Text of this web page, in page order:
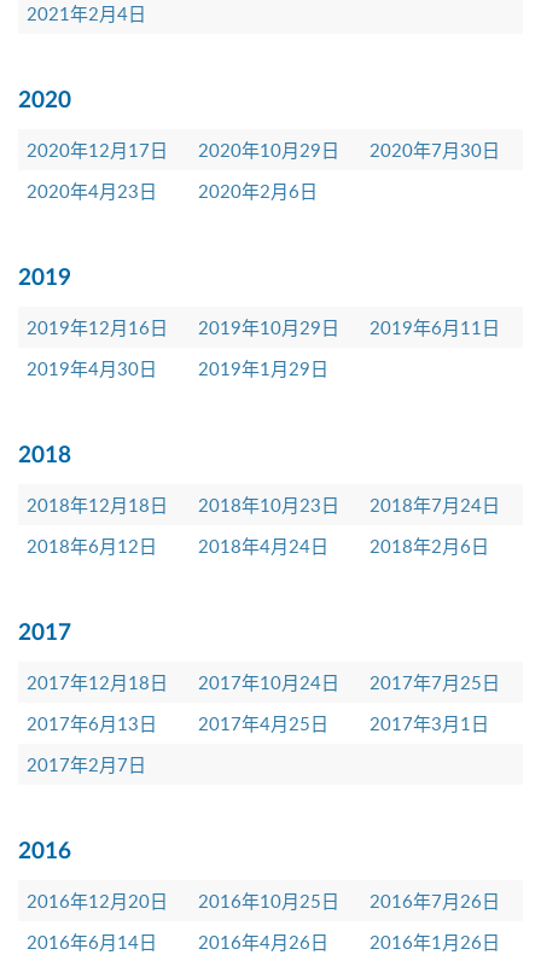
2021年2月4日
2020
2020年12月17日 2020年10月29日
2020年7月30日
2020年4月23日
2020年2月6日
2019
2019年12月16日 2019年10月29日
2019年6月11日
2019年4月30日
2019年1月29日
2018
2018年12月18日 2018年10月23日
2018年7月24日
2018年6月12日
2018年4月24日 2018年2月6日
2017
2017年12月18日 2017年10月24日
2017年7月25日
2017年6月13日
2017年4月25日
2017年3月1日
2017年2月7日
2016
2016年12月20日 2016年10月25日
2016年7月26日
2016年6月14日
2016年4月26日 2016年1月26日